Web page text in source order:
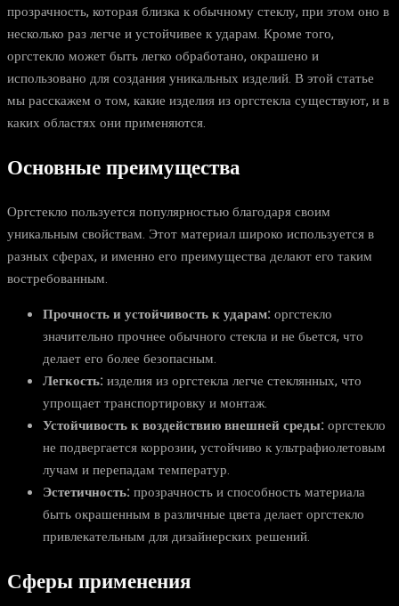
прозрачность, которая близка к обычному стеклу, при этом оно в
несколько раз легче и устойчивее к ударам. Кроме того,
оргстекло может быть легко обработано, окрашено и
использовано для создания уникальных изделий. В этой статье
мы расскажем о том, какие изделия из оргстекла существуют, и в
каких областях они применяются.
Основные преимущества
Оргстекло пользуется популярностью благодаря своим
уникальным свойствам. Этот материал широко используется в
разных сферах, и именно его преимущества делают его таким
востребованным.
Прочность и устойчивость к ударам:оргстекло
значительно прочнее обычного стекла и не бьется, что
делает его более безопасным.
Легкость:изделия из оргстекла легче стеклянных, что
упрощает транспортировку и монтаж.
Устойчивость к воздействию внешней среды:оргстекло
не подвергается коррозии, устойчиво к ультрафиолетовым
лучам и перепадам температур.
Эстетичность:прозрачность и способность материала
быть окрашенным в различные цвета делает оргстекло
привлекательным для дизайнерских решений.
Сферы применения